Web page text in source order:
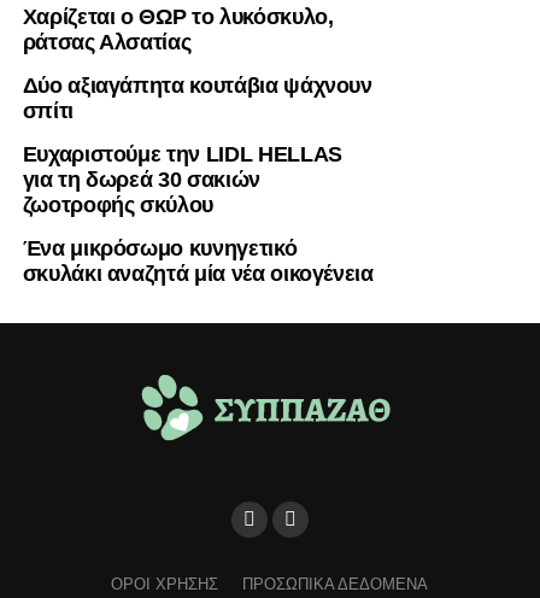
Χαρίζεται ο ΘΩΡ το λυκόσκυλο,
ράτσας Αλσατίας
Δύο αξιαγάπητα κουτάβια ψάχνουν
σπίτι
Ευχαριστούμε την LIDL HELLAS
για τη δωρεά 30 σακιών
ζωοτροφής σκύλου
Ένα μικρόσωμο κυνηγετικό
σκυλάκι αναζητά μία νέα οικογένεια
ΟΡΟΙ ΧΡΗΣΗΣ ΠΡΟΣΩΠΙΚΑ ΔΕΔΟΜΕΝΑ